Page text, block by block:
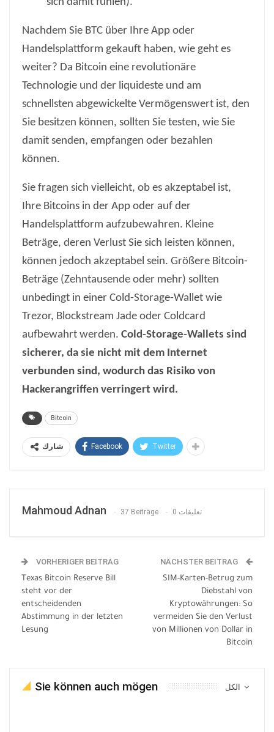
sich damit fühlen).
Nachdem Sie BTC über Ihre App oder
Handelsplattform gekauft haben, wie geht es
weiter? Da Bitcoin eine revolutionäre
Technologie und der liquideste und am
schnellsten abgewickelte Vermögenswert ist, den
Sie besitzen können, sollten Sie testen, wie Sie
damit senden, empfangen oder bezahlen
können.
Sie fragen sich vielleicht, ob es akzeptabel ist,
Ihre Bitcoins in der App oder auf der
Handelsplattform aufzubewahren. Kleine
Beträge, deren Verlust Sie sich leisten können,
können jedoch akzeptabel sein. Größere Bitcoin-
Beträge (Zehntausende oder mehr) sollten
unbedingt in einer Cold-Storage-Wallet wie
Trezor, Blockstream Jade oder Coldcard
aufbewahrt werden. Cold-Storage-Wallets sind
sicherer, da sie nicht mit dem Internet
verbunden sind, wodurch das Risiko von
Hackerangriffen verringert wird.
Bitcoin
شارك Facebook Twitter
Mahmoud Adnan 37 Beiträge 0 تعليقات
VORHERIGER BEITRAG
Texas Bitcoin Reserve Bill
steht vor der
entscheidenden
Abstimmung in der letzten
Lesung
NÄCHSTER BEITRAG
SIM-Karten-Betrug zum
Diebstahl von
Kryptowährungen: So
vermeiden Sie den Verlust
von Millionen von Dollar in
Bitcoin
Sie können auch mögen